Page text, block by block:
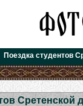
Поездка студентов